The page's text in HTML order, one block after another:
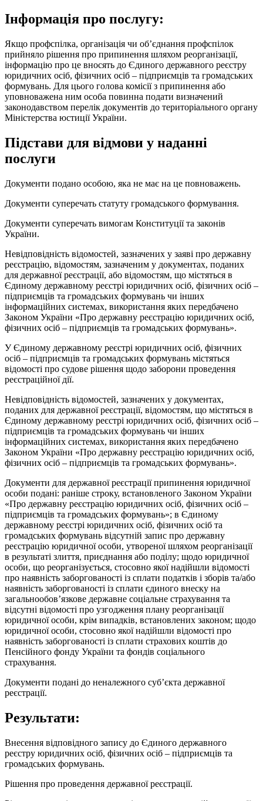
Інформація про послугу:
Якщо профспілка, організація чи об’єднання профспілок
прийняло рішення про припинення шляхом реорганізації,
інформацію про це вносять до Єдиного державного реєстру
юридичних осіб, фізичних осіб – підприємців та громадських
формувань. Для цього голова комісії з припинення або
уповноважена ним особа повинна подати визначений
законодавством перелік документів до територіального органу
Міністерства юстиції України.
Підстави для відмови у наданні
послуги
Документи подано особою, яка не має на це повноважень.
Документи суперечать статуту громадського формування.
Документи суперечать вимогам Конституції та законів
України.
Невідповідність відомостей, зазначених у заяві про державну
реєстрацію, відомостям, зазначеним у документах, поданих
для державної реєстрації, або відомостям, що містяться в
Єдиному державному реєстрі юридичних осіб, фізичних осіб –
підприємців та громадських формувань чи інших
інформаційних системах, використання яких передбачено
Законом України «Про державну реєстрацію юридичних осіб,
фізичних осіб – підприємців та громадських формувань».
У Єдиному державному реєстрі юридичних осіб, фізичних
осіб – підприємців та громадських формувань містяться
відомості про судове рішення щодо заборони проведення
реєстраційної дії.
Невідповідність відомостей, зазначених у документах,
поданих для державної реєстрації, відомостям, що містяться в
Єдиному державному реєстрі юридичних осіб, фізичних осіб –
підприємців та громадських формувань чи інших
інформаційних системах, використання яких передбачено
Законом України «Про державну реєстрацію юридичних осіб,
фізичних осіб – підприємців та громадських формувань».
Документи для державної реєстрації припинення юридичної
особи подані: раніше строку, встановленого Законом України
«Про державну реєстрацію юридичних осіб, фізичних осіб –
підприємців та громадських формувань»; в Єдиному
державному реєстрі юридичних осіб, фізичних осіб та
громадських формувань відсутній запис про державну
реєстрацію юридичної особи, утвореної шляхом реорганізації
в результаті злиття, приєднання або поділу; щодо юридичної
особи, що реорганізується, стосовно якої надійшли відомості
про наявність заборгованості із сплати податків і зборів та/або
наявність заборгованості із сплати єдиного внеску на
загальнообов’язкове державне соціальне страхування та
відсутні відомості про узгодження плану реорганізації
юридичної особи, крім випадків, встановлених законом; щодо
юридичної особи, стосовно якої надійшли відомості про
наявність заборгованості із сплати страхових коштів до
Пенсійного фонду України та фондів соціального
страхування.
Документи подані до неналежного суб’єкта державної
реєстрації.
Результати:
Внесення відповідного запису до Єдиного державного
реєстру юридичних осіб, фізичних осіб – підприємців та
громадських формувань.
Рішення про проведення державної реєстрації.